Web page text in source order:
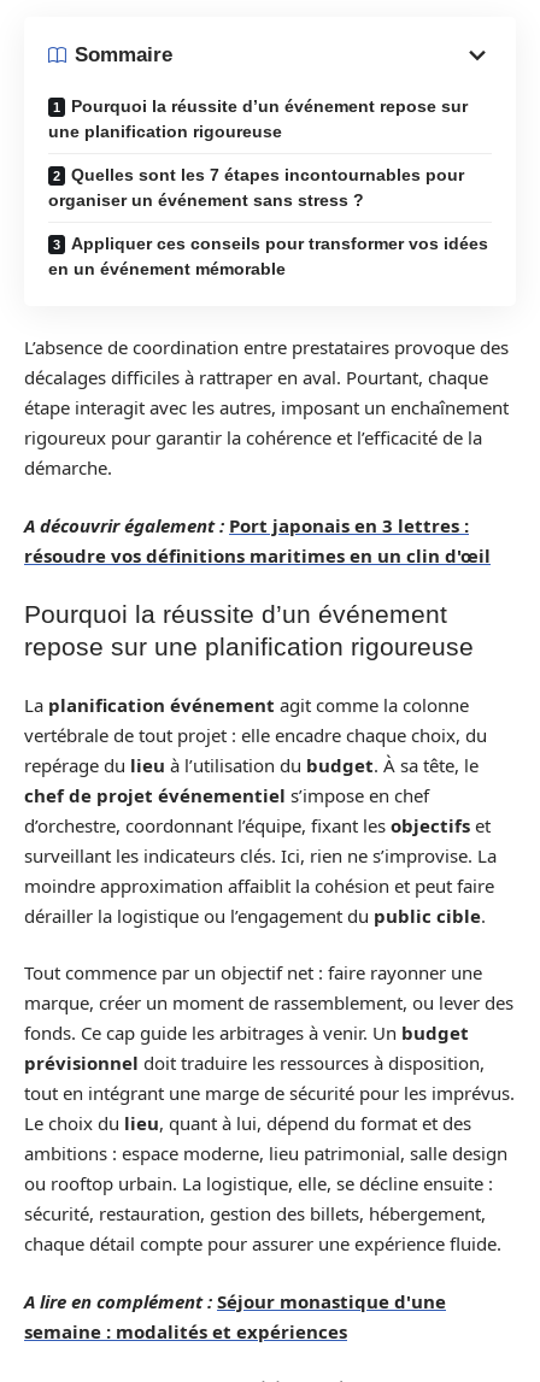
Sommaire
Pourquoi la réussite d’un événement repose sur
une planification rigoureuse
Quelles sont les 7 étapes incontournables pour
organiser un événement sans stress ?
Appliquer ces conseils pour transformer vos idées
en un événement mémorable
L’absence de coordination entre prestataires provoque des
décalages difficiles à rattraper en aval. Pourtant, chaque
étape interagit avec les autres, imposant un enchaînement
rigoureux pour garantir la cohérence et l’efficacité de la
démarche.
A découvrir également : Port japonais en 3 lettres :
résoudre vos définitions maritimes en un clin d'œil
Pourquoi la réussite d’un événement
repose sur une planification rigoureuse
La planification événement agit comme la colonne
vertébrale de tout projet : elle encadre chaque choix, du
repérage du lieu à l’utilisation du budget. À sa tête, le
chef de projet événementiel s’impose en chef
d’orchestre, coordonnant l’équipe, fixant les objectifs et
surveillant les indicateurs clés. Ici, rien ne s’improvise. La
moindre approximation affaiblit la cohésion et peut faire
dérailler la logistique ou l’engagement du public cible.
Tout commence par un objectif net : faire rayonner une
marque, créer un moment de rassemblement, ou lever des
fonds. Ce cap guide les arbitrages à venir. Un budget
prévisionnel doit traduire les ressources à disposition,
tout en intégrant une marge de sécurité pour les imprévus.
Le choix du lieu, quant à lui, dépend du format et des
ambitions : espace moderne, lieu patrimonial, salle design
ou rooftop urbain. La logistique, elle, se décline ensuite :
sécurité, restauration, gestion des billets, hébergement,
chaque détail compte pour assurer une expérience fluide.
A lire en complément : Séjour monastique d'une
semaine : modalités et expériences